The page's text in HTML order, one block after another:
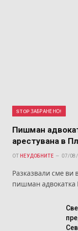
STOP ЗАБРАНЕНО!
Пишман
арестувана в
ОТ НЕУДОБНИТЕ 07/
Разказвали сме ви
пишман адвокатка